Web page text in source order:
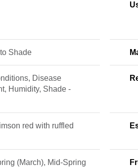
Shade
Disease
Humidity, Shade -
red with ruffled
(March), Mid-Spring